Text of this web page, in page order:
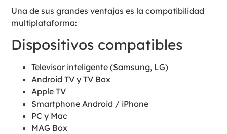
Una de sus grandes ventajas es la compatibilidad
multiplataforma:
Dispositivos compatibles
Televisor inteligente (Samsung, LG)
Android TV y TV Box
Apple TV
Smartphone Android / iPhone
PC y Mac
MAG Box